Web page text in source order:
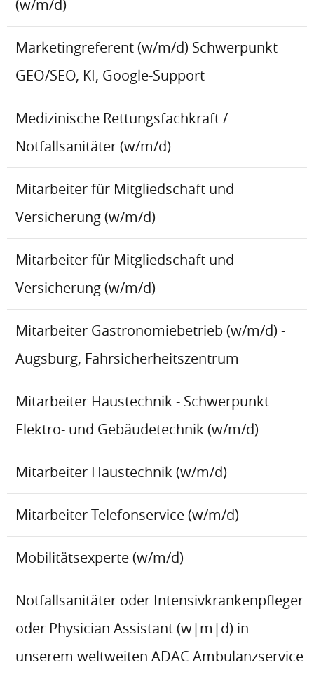
(w/m/d)
Marketingreferent (w/m/d) Schwerpunkt
GEO/SEO, KI, Google-Support
Medizinische Rettungsfachkraft /
Notfallsanitäter (w/m/d)
Mitarbeiter für Mitgliedschaft und
Versicherung (w/m/d)
Mitarbeiter für Mitgliedschaft und
Versicherung (w/m/d)
Mitarbeiter Gastronomiebetrieb (w/m/d) -
Augsburg, Fahrsicherheitszentrum
Mitarbeiter Haustechnik - Schwerpunkt
Elektro- und Gebäudetechnik (w/m/d)
Mitarbeiter Haustechnik (w/m/d)
Mitarbeiter Telefonservice (w/m/d)
Mobilitätsexperte (w/m/d)
Notfallsanitäter oder Intensivkrankenpfleger
oder Physician Assistant (w|m|d) in
unserem weltweiten ADAC Ambulanzservice